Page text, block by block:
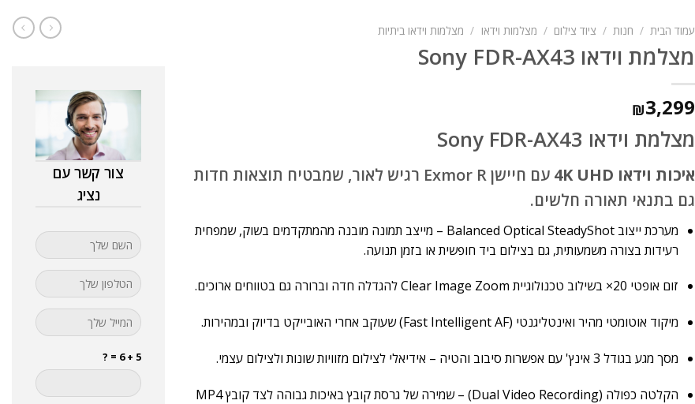
עמוד הבית / חנות / ציוד צילום / מצלמות וידאו / מצלמות וידאו ביתיות
מצלמת וידאו Sony FDR-AX43
₪3,299
מצלמת וידאו Sony FDR-AX43
איכות וידאו 4K UHD
עם חיישן Exmor R רגיש לאור, שמבטיח תוצאות חדות
גם בתנאי תאורה חלשים.
מערכת ייצוב Balanced Optical SteadyShot – מייצב תמונה מובנה מהמתקדמים בשוק, שמפחית
רעידות בצורה משמעותית, גם בצילום ביד חופשית או בזמן תנועה.
זום אופטי 20× בשילוב טכנולוגיית Clear Image Zoom להגדלה חדה וברורה גם בטווחים ארוכים.
מיקוד אוטומטי מהיר ואינטליגנטי (Fast Intelligent AF) שעוקב אחרי האובייקט בדיוק ובמהירות.
מסך מגע בגודל 3 אינץ' עם אפשרות סיבוב והטיה – אידיאלי לצילום מזוויות שונות ולצילום עצמי.
הקלטה כפולה (Dual Video Recording) – שמירה של גרסת קובץ באיכות גבוהה לצד קובץ MP4
צור קשר עם
נציג
5 + 6 = ?